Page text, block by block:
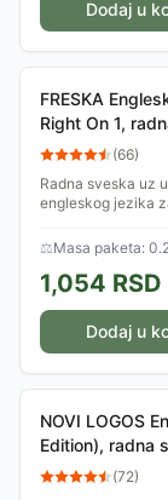
Dodaj u
FRESKA
Right On 1,
za peti razred
(66)
Radna sveska uz
engleskog jezika
Dopadljivi i deci
prezentovani u
kontekstu...
⚖Masa paketa:
1,054 RSD
Dodaj u
NOVI LOGOS
Edition), radna
(72)